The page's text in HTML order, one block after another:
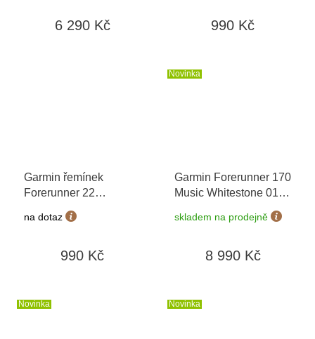
6 290 Kč 990 Kč
Garmin řemínek
Forerunner 22
Whitestone/Amp
Yellow 010-11251-AN
na dotaz
990 Kč
Novinka
Garmin Forerunner 170
Music Whitestone 010-
+ možnost
výměny do 90 dní
skladem na prodejně
8 990 Kč
Novinka Novinka